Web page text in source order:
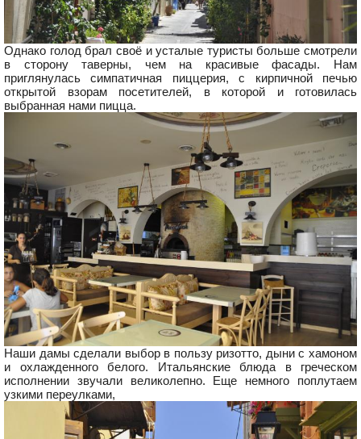
Однако голод брал своё и усталые туристы больше смотрели
в сторону таверны, чем на красивые фасады. Нам
приглянулась симпатичная пиццерия, с кирпичной печью
открытой взорам посетителей, в которой и готовилась
выбранная нами пицца.
Наши дамы сделали выбор в пользу ризотто, дыни с хамоном
и охлажденного белого. Итальянские блюда в греческом
исполнении звучали великолепно. Еще немного поплутаем
узкими переулками,